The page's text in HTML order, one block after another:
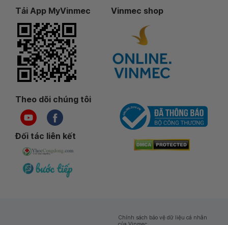
Tải App MyVinmec Vinmec shop
Theo dõi chúng tôi
Đối tác liên kết
Chính sách bảo vệ dữ liệu cá nhân